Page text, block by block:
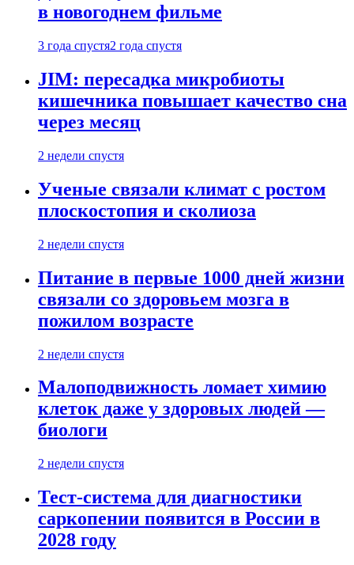
в новогоднем фильме
3 года спустя2 года спустя
JIM: пересадка микробиоты
кишечника повышает качество сна
через месяц
2 недели спустя
Ученые связали климат с ростом
плоскостопия и сколиоза
2 недели спустя
Питание в первые 1000 дней жизни
связали со здоровьем мозга в
пожилом возрасте
2 недели спустя
Малоподвижность ломает химию
клеток даже у здоровых людей —
биологи
2 недели спустя
Тест-система для диагностики
саркопении появится в России в
2028 году